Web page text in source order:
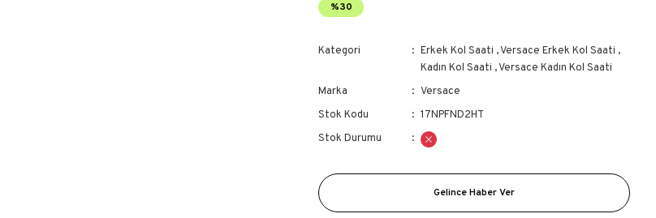
%30
Kategori Erkek Kol Saati ,Versace Erkek Kol Saati ,
Kadın Kol Saati ,Versace Kadın Kol Saati
Marka
Versace
Stok Kodu
17NPFND2HT
Stok Durumu
Gelince Haber Ver